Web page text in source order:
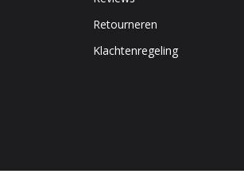
Retourneren
Klachtenregeling